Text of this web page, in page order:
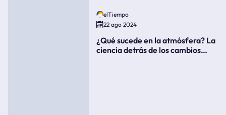
elTiempo
22 ago 2024
¿Qué sucede en la atmósfera? La
ciencia detrás de los cambios